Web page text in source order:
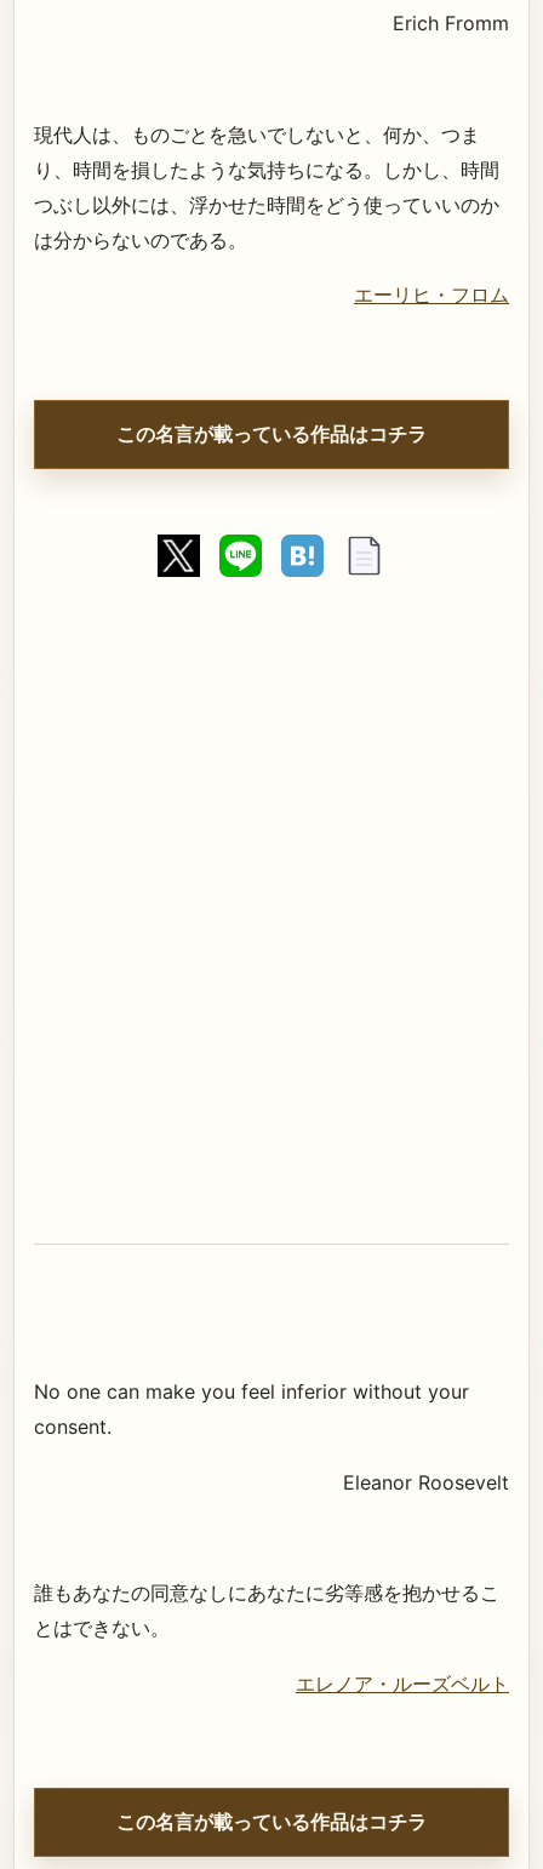
Erich Fromm
現代人は、ものごとを急いでしないと、何か、つま
り、時間を損したような気持ちになる。しかし、時間
つぶし以外には、浮かせた時間をどう使っていいのか
は分からないのである。
エーリヒ・フロム
この名言が載っている作品はコチラ
No one can make you feel inferior without your
consent.
Eleanor Roosevelt
誰もあなたの同意なしにあなたに劣等感を抱かせるこ
とはできない。
エレノア・ルーズベルト
この名言が載っている作品はコチラ